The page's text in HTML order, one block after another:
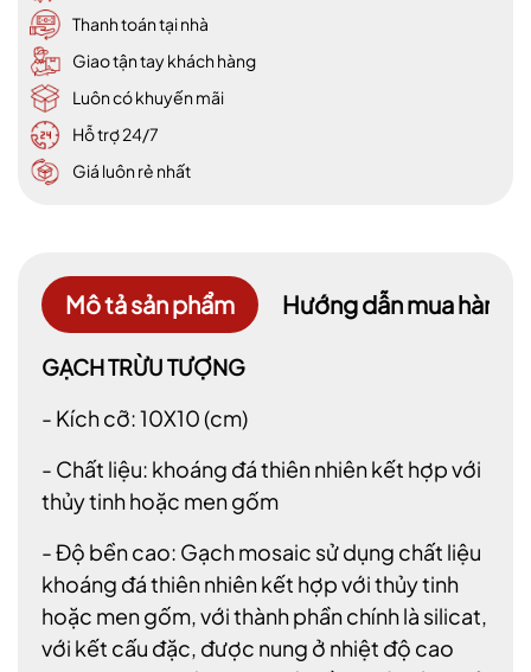
Thanh toán tại nhà
Giao tận tay khách hàng
Luôn có khuyến mãi
Hỗ trợ 24/7
Giá luôn rẻ nhất
Mô tả sản phẩm Hướng dẫn mua hàng
GẠCH TRỪU TƯỢNG
- Kích cỡ: 10X10 (cm)
- Chất liệu: khoáng đá thiên nhiên kết hợp với
thủy tinh hoặc men gốm
- Độ bền cao: Gạch mosaic sử dụng chất liệu
khoáng đá thiên nhiên kết hợp với thủy tinh
hoặc men gốm, với thành phần chính là silicat,
với kết cấu đặc, được nung ở nhiệt độ cao